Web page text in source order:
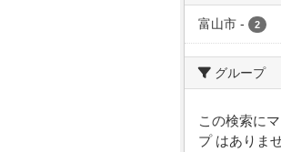
富山市 - 2
グループ
この検索に
プ はありま